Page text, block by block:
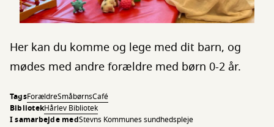
Her kan du komme og lege med dit barn, og
mødes med andre forældre med børn 0-2 år.
TagsForældreSmåbørnsCafé
BibliotekHårlev Bibliotek
I samarbejde medStevns Kommunes sundhedspleje